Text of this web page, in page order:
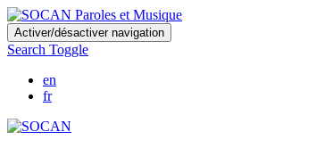
Skip
to
main
content
Activer/désactiver navigation
Search Toggle
en
fr